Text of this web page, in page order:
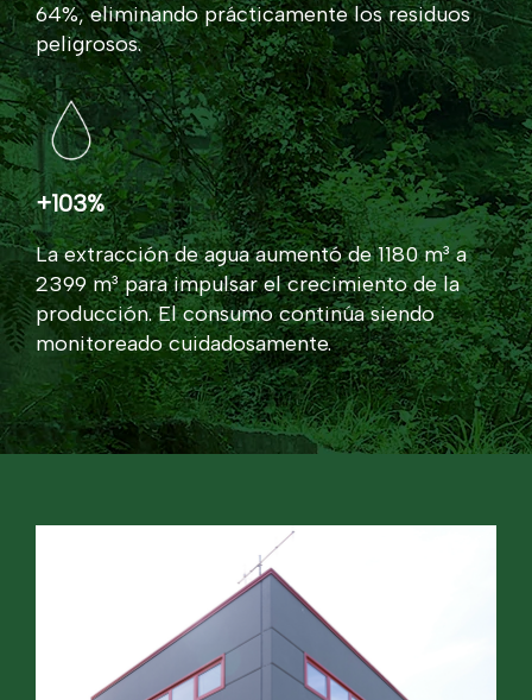
64%, eliminando prácticamente los residuos
peligrosos.
+103%
La extracción de agua aumentó de 1180 m³ a
2399 m³ para impulsar el crecimiento de la
producción. El consumo continúa siendo
monitoreado cuidadosamente.